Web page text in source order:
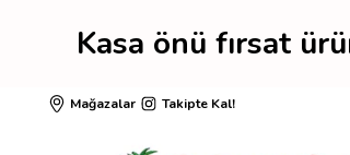
Mağazalar Takipte Kal!